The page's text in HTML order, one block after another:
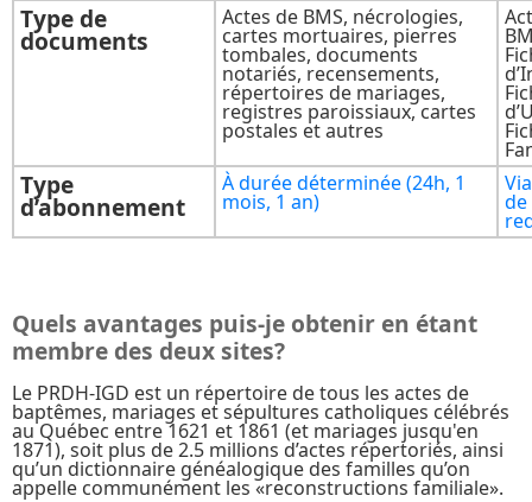
Type de
documents
Actes de BMS, nécrologies,
cartes mortuaires, pierres
tombales, documents
notariés, recensements,
répertoires de mariages,
registres paroissiaux, cartes
postales et autres
Type
d’abonnement
À durée déterminée (24h, 1
mois, 1 an) de
Quels avantages puis-je obtenir en étant
membre des deux sites?
Le PRDH-IGD est un répertoire de tous les actes de
baptêmes, mariages et sépultures catholiques célébrés
au Québec entre 1621 et 1861 (et mariages jusqu'en
1871), soit plus de 2.5 millions d’actes répertoriés, ainsi
qu’un dictionnaire généalogique des familles qu’on
appelle communément les «reconstructions familiale».